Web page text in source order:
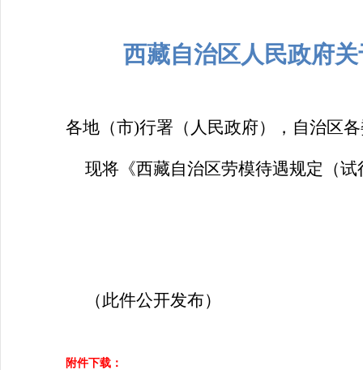
西藏自治区人民政府
各地（市)行署（人民政府），自治区
现将《西藏自治区劳模待遇规定（
（此件公开发布）
附件下载：